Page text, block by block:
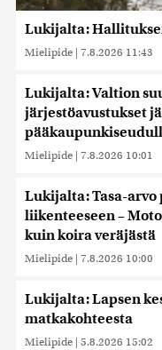
Lukijalta:
Mielipide | 7.8.2026 11:43
Lukijalta: Valtion
järjestöavustukset
Mielipide | 7.8.2026 10:01
Lukijalta: Tasa-
liikenteeseen –
kuin koira veräjästä
Mielipide | 7.8.2026 10:00
Lukijalta: Lapsen
matkakohteesta
Mielipide | 5.8.2026 15:02